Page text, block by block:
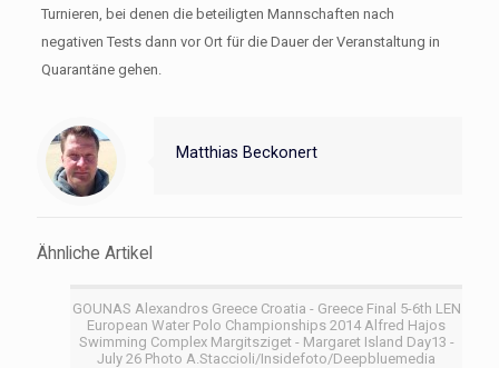
Turnieren, bei denen die beteiligten Mannschaften nach
negativen Tests dann vor Ort für die Dauer der Veranstaltung in
Quarantäne gehen.
Matthias Beckonert
Ähnliche Artikel
GOUNAS Alexandros Greece Croatia - Greece Final 5-6th LEN
European Water Polo Championships 2014 Alfred Hajos
Swimming Complex Margitsziget - Margaret Island Day13 -
July 26 Photo A.Staccioli/Insidefoto/Deepbluemedia